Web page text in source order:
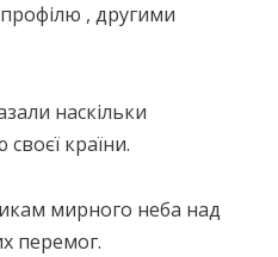
профілю , другими
наскільки
країни.
мирного неба над
перемог.